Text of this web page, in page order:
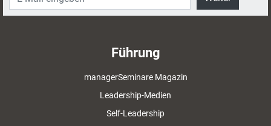
Führung
managerSeminare Magazin
Leadership-Medien
Self-Leadership